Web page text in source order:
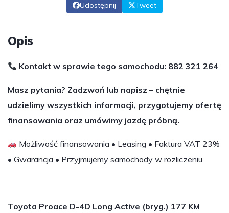
Udostępnij Tweet
Opis
Kontakt w sprawie tego samochodu: 882 321 264
Masz pytania? Zadzwoń lub napisz – chętnie
udzielimy wszystkich informacji, przygotujemy ofertę
finansowania oraz umówimy jazdę próbną.
Możliwość finansowania • Leasing • Faktura VAT 23%
• Gwarancja • Przyjmujemy samochody w rozliczeniu
Toyota Proace D-4D Long Active (bryg.) 177 KM